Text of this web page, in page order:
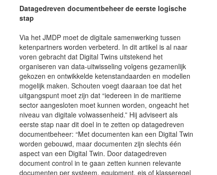
Datagedreven documentbeheer de eerste logische
stap
Via het JMDP moet de digitale samenwerking tussen
ketenpartners worden verbeterd. In dit artikel is al naar
voren gebracht dat Digital Twins uitstekend het
organiseren van data-uitwisseling volgens gezamenlijk
gekozen en ontwikkelde ketenstandaarden en modellen
mogelijk maken. Schouten voegt daaraan toe dat het
uitgangspunt moet zijn dat “iedereen in de maritieme
sector aangesloten moet kunnen worden, ongeacht het
niveau van digitale volwassenheid.” Hij adviseert als
eerste stap naar dit doel in te zetten op datagedreven
documentbeheer: “Met documenten kan een Digital Twin
worden gebouwd, maar documenten zijn slechts één
aspect van een Digital Twin. Door datagedreven
document control in te gaan zetten kunnen relevante
documenten per systeem, equipment, eis of klasseregel